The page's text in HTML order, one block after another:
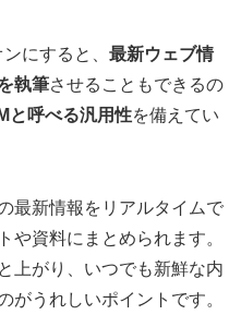
にすると、 最新ウェブ情
執筆させることもできるの
呼べる汎用性を備えてい
最新情報をリアルタイムで
や資料にまとめられます。
上がり、いつでも新鮮な内
がうれしいポイントです。